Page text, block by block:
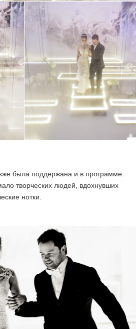
была поддержана и в программе.
творческих людей, вдохнувших
нотки.